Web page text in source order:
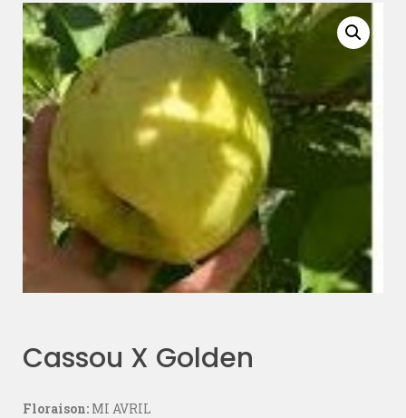
Cassou X Golden
Floraison: MI AVRIL